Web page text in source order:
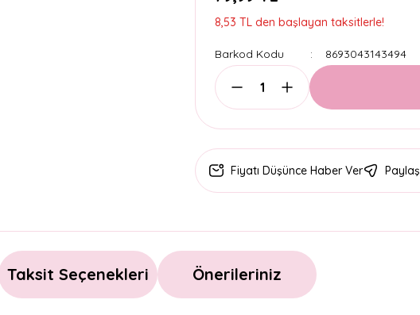
8,53 TL den başlayan taksitlerle!
Barkod Kodu 8693043143494
Fiyatı Düşünce Haber Ver Paylaş
Taksit Seçenekleri Önerileriniz